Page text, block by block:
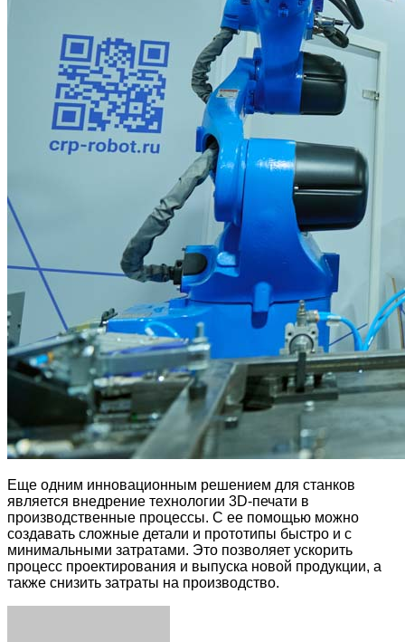
Еще одним инновационным решением для станков
является внедрение технологии 3D-печати в
производственные процессы. С ее помощью можно
создавать сложные детали и прототипы быстро и с
минимальными затратами. Это позволяет ускорить
процесс проектирования и выпуска новой продукции, а
также снизить затраты на производство.